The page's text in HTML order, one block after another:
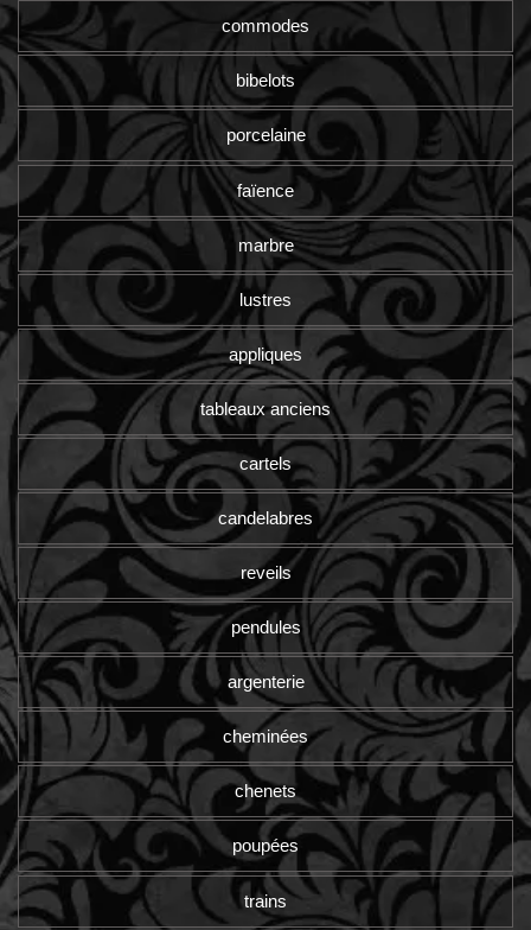
commodes
bibelots
porcelaine
faïence
marbre
lustres
appliques
tableaux anciens
cartels
candelabres
reveils
pendules
argenterie
cheminées
chenets
poupées
trains